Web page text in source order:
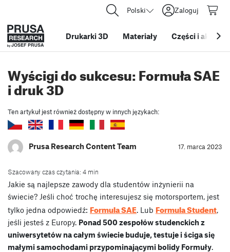
Polski Zaloguj
Drukarki 3D Materiały Części i
Wyścigi do sukcesu: Formuła SAE
i druk 3D
Ten artykuł jest również dostępny w innych językach:
Prusa Research Content Team 17. marca 2023
Szacowany czas czytania: 4 min
Jakie są najlepsze zawody dla studentów inżynierii na
świecie? Jeśli choć trochę interesujesz się motorsportem, jest
tylko jedna odpowiedź: Formula SAE. Lub Formula Student,
jeśli jesteś z Europy. Ponad 500 zespołów studenckich z
uniwersytetów na całym świecie buduje, testuje i ściga się
małymi samochodami przypominającymi bolidy Formuły.